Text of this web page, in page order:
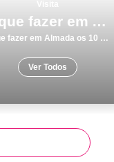
O que fazer em Almada os 10 melhores sitios para visitar na cidade
O que fazer em Almada os 10 melhores sitios para visitar na cidade
Ver Todos